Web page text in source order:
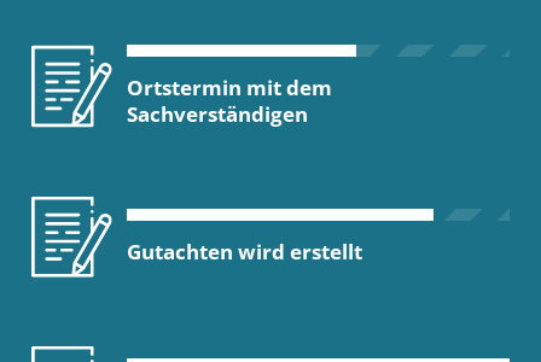
Ortstermin mit dem
Sachverständigen
Gutachten wird erstellt